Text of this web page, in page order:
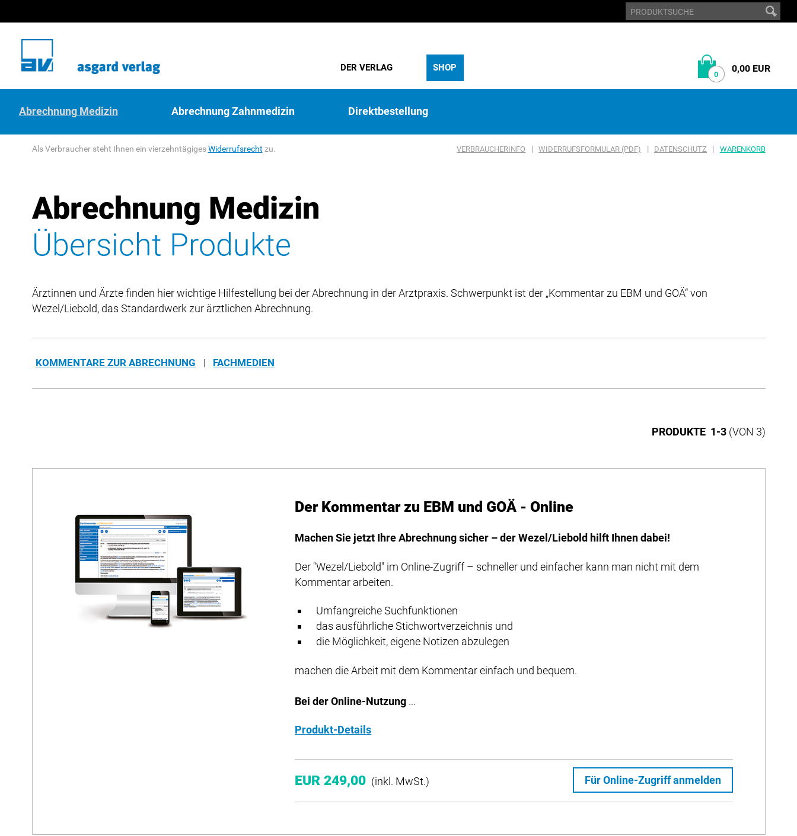
DER VERLAG SHOP
0 0,00 EUR
Abrechnung Medizin Abrechnung Zahnmedizin Direktbestellung
Als Verbraucher steht Ihnen ein vierzehntägigesWiderrufsrecht zu. VERBRAUCHERINFO | WIDERRUFSFORMULAR (PDF) | DATENSCHUTZ | WARENKORB
Abrechnung Medizin
Übersicht Produkte
Ärztinnen und Ärzte finden hier wichtige Hilfestellung bei der Abrechnung in der Arztpraxis. Schwerpunkt ist der „Kommentar zu EBM und GOÄ“ von
Wezel/Liebold, das Standardwerk zur ärztlichen Abrechnung.
KOMMENTARE ZUR ABRECHNUNG FACHMEDIEN
PRODUKTE 1-3(VON 3)
Der Kommentar zu EBM und GOÄ - Online
Machen Sie jetzt Ihre Abrechnung sicher – der Wezel/Liebold hilft Ihnen dabei!
Der "Wezel/Liebold" im Online-Zugriff – schneller und einfacher kann man nicht mit dem
Kommentar arbeiten.
Umfangreiche Suchfunktionen
das ausführliche Stichwortverzeichnis und
die Möglichkeit, eigene Notizen abzulegen
machen die Arbeit mit dem Kommentar einfach und bequem.
Bei der Online-Nutzung ...
Produkt-Details
EUR 249,00 (inkl. MwSt.) Für Online-Zugriff anmelden